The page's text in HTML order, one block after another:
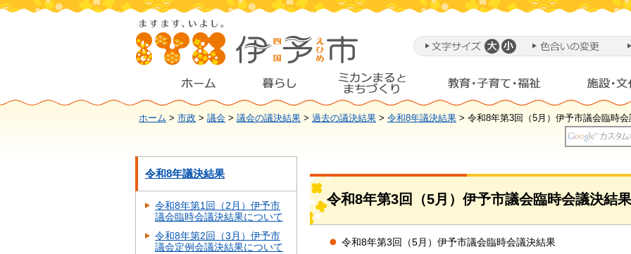
ホーム > 市政 > 議会 > 議会の議決結果 > 過去の議決結果 > 令和8年議決結果 > 令和8年第3回（5月）伊予市議会臨時
令和8年議決結果
令和8年第1回（2月）伊予市
議会臨時会議決結果について
令和8年第2回（3月）伊予市
議会定例会議決結果について
令和8年第3回（5月）伊予市議会臨時会議決結
令和8年第3回（5月）伊予市議会臨時会議決結果